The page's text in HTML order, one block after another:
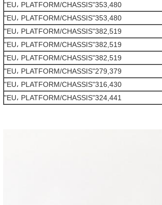
353,480"EU، PLATFORM/CHASSIS"
353,480"EU، PLATFORM/CHASSIS"
382,519"EU، PLATFORM/CHASSIS"
382,519"EU، PLATFORM/CHASSIS"
382,519"EU، PLATFORM/CHASSIS"
279,379"EU، PLATFORM/CHASSIS"
316,430"EU، PLATFORM/CHASSIS"
324,441"EU، PLATFORM/CHASSIS"